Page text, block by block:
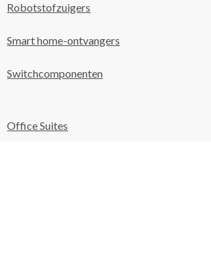
Robotstofzuigers
Smart home-ontvangers
Switchcomponenten
Office Suites